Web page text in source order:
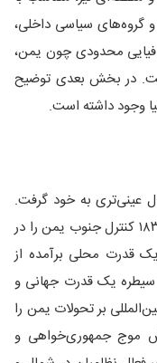
و گروه‌های سیاسی داخلی،
محدودی چون یمن،
در بخش بعدی توضیح
وجود داشته است.
عینی‌تری به خود گرفت.
بریتانیا در قرن نوزدهم با درک اهمیت یمن در حفاظت از مسیرهای دریایی منتهی به هند، از سال ۱۸۳۹ کنترل جنوب یمن را در
قدرت محلی برآمده از
یک قدرت جهانی و
بر تحولات یمن را
موج جمهوری‌خواهی و